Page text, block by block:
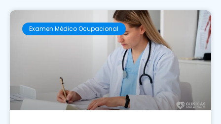
Examen Médico Ocupacional